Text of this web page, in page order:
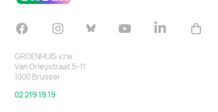
GROENHUIS vzw
Van Orleystraat 5-11
1000 Brussel
02 219 19 19